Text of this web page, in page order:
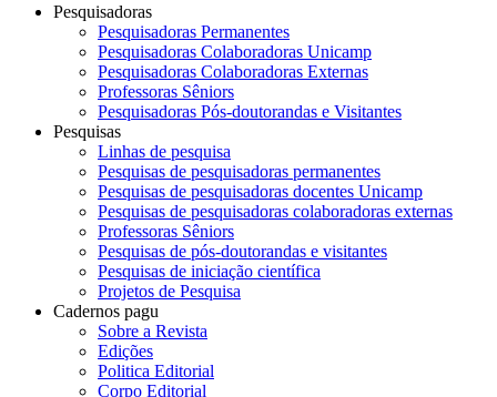
Pesquisadoras
Pesquisadoras Permanentes
Pesquisadoras Colaboradoras Unicamp
Pesquisadoras Colaboradoras Externas
Professoras Sêniors
Pesquisadoras Pós-doutorandas e Visitantes
Pesquisas
Linhas de pesquisa
Pesquisas de pesquisadoras permanentes
Pesquisas de pesquisadoras docentes Unicamp
Pesquisas de pesquisadoras colaboradoras externas
Professoras Sêniors
Pesquisas de pós-doutorandas e visitantes
Pesquisas de iniciação científica
Projetos de Pesquisa
Cadernos pagu
Sobre a Revista
Edições
Politica Editorial
Corpo Editorial